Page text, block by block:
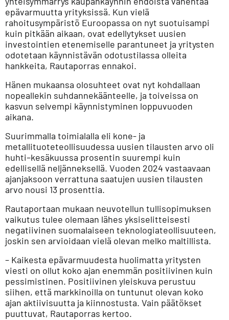
epävarmuutta yrityksissä. Kun vielä
rahoitusympäristö Euroopassa on nyt suotuisampi
kuin pitkään aikaan, ovat edellytykset uusien
investointien etenemiselle parantuneet ja yritysten
odotetaan käynnistävän odotustilassa olleita
hankkeita, Rautaporras ennakoi.
Hänen mukaansa olosuhteet ovat nyt kohdallaan
nopeallekin suhdannekäänteelle, ja toiveissa on
kasvun selvempi käynnistyminen loppuvuoden
aikana.
Suurimmalla toimialalla eli kone- ja
metallituoteteollisuudessa uusien tilausten arvo oli
huhti–kesäkuussa prosentin suurempi kuin
edellisellä neljänneksellä. Vuoden 2024 vastaavaan
ajanjaksoon verrattuna saatujen uusien tilausten
arvo nousi 13 prosenttia.
Rautaportaan mukaan neuvotellun tullisopimuksen
vaikutus tulee olemaan lähes yksiselitteisesti
negatiivinen suomalaiseen teknologiateollisuuteen,
joskin sen arvioidaan vielä olevan melko maltillista.
– Kaikesta epävarmuudesta huolimatta yritysten
viesti on ollut koko ajan enemmän positiivinen kuin
pessimistinen. Positiivinen yleiskuva perustuu
siihen, että markkinoilla on tuntunut olevan koko
ajan aktiivisuutta ja kiinnostusta. Vain päätökset
puuttuvat, Rautaporras kertoo.